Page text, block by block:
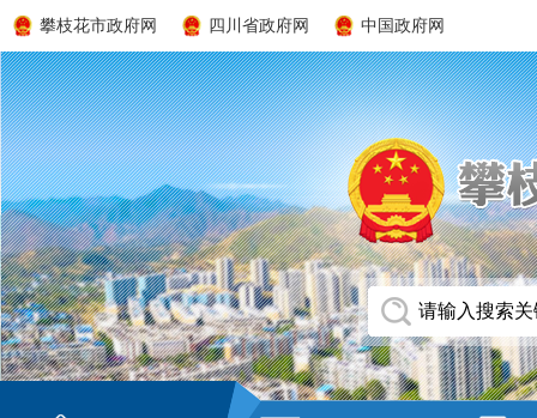
攀枝花市政府网 四川省政府网 中国政府网